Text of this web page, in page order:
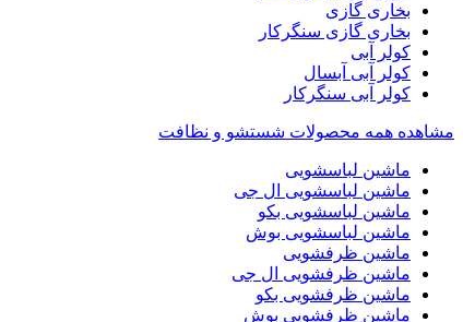
بخاری گازی
بخاری گازی سنگرکار
کولر آبی
کولر آبی آبسال
کولر آبی سنگرکار
مشاهده همه محصولات شستشو و نظافت
ماشین لباسشویی
ماشین لباسشویی ال جی
ماشین لباسشویی بکو
ماشین لباسشویی بوش
ماشین ظرفشویی
ماشین ظرفشویی ال جی
ماشین ظرفشویی بکو
ماشین ظرفشویی بوش